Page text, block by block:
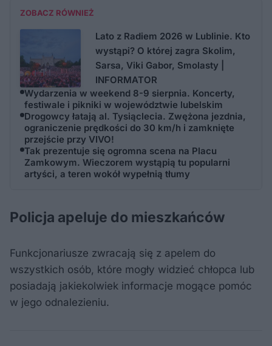
ZOBACZ RÓWNIEŻ
Lato z Radiem 2026 w Lublinie. Kto
wystąpi? O której zagra Skolim,
Sarsa, Viki Gabor, Smolasty |
INFORMATOR
Wydarzenia w weekend 8-9 sierpnia. Koncerty,
festiwale i pikniki w województwie lubelskim
Drogowcy łatają al. Tysiąclecia. Zwężona jezdnia,
ograniczenie prędkości do 30 km/h i zamknięte
przejście przy VIVO!
Tak prezentuje się ogromna scena na Placu
Zamkowym. Wieczorem wystąpią tu popularni
artyści, a teren wokół wypełnią tłumy
Policja apeluje do mieszkańców
Funkcjonariusze zwracają się z apelem do
wszystkich osób, które mogły widzieć chłopca lub
posiadają jakiekolwiek informacje mogące pomóc
w jego odnalezieniu.